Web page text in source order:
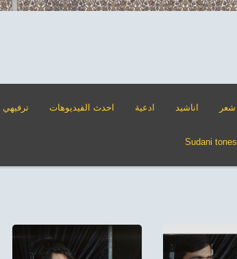
شعر اناشيد ادعية احدث الفيديوهات ترفيهي
Sudani tones